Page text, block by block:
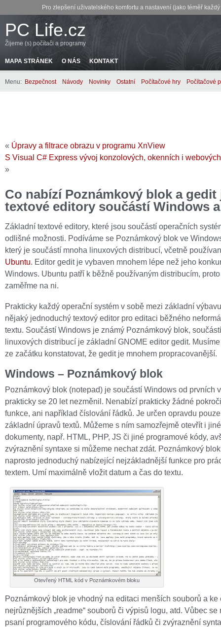
Pro zlepšení uživatelského komfortu a nastavení (jako téměř
PC Life.cz
Žijeme (s) počítači a programy
MAPA STRÁNEK O NÁS KONTAKT
Menu: Bezpečnost Návody Novinky Ostatní Počítačové hry Počítačové
« Úpravy a filtrace obrazu v programu XnView
S Visual C# Express vývoj konzolových, okenních i
»
Co nabízí Poznámkový blok a gedit
textové editory součástí Windows
Základní textové editory, které jsou součástí operačních
odlišné možnosti. Podíváme se Poznámkový blok ve
který je součástí mnoha linuxových distribucí, včetně
Ubuntu. Editor gedit je vybaven mnohem lépe než jeho
Windows. Ubuntu patří k běžně používaným distribucím,
zaměřme na ni.
Prakticky každý operační systém v sobě mezi základní
nějaký jednoduchý textový editor pro editaci běžného
textu. Součástí Windows je známý Poznámkový blok,
linuxových distribucí je základní GNOME editor gedit.
ze začátku konstatovat, že gedit je mnohem propracovanější.
Windows – Poznámkový blok
Poznámkový blok (notepad) je součástí Windows od prvních
prakticky se 20 let nezměnil. Nenabízí prakticky žádné
funkce, ani například číslování řádků. Je určen opravdu
základní úpravů textů. Můžeme s ním samozřejmě otevřít i jiné
dokumenty, např. HTML, PHP, JS či jiné programové kódy,
zvýraznění syntaxe si můžeme nechat zdát. Poznámkový
naprosto jednoduchý nabízející nejzákladnější funkce pro
textem. Umí maximálně vložit datum a čas do textu.
Otevřený HTML kód v Poznámkovém bloku
Poznámkový blok je vhodný na editaci menších souborů a ke
nejrůznějších „readme“ souborů či výpisů logu, atd. Vůbec se
psaní programového kódu, číslování řádků či zvýraznění